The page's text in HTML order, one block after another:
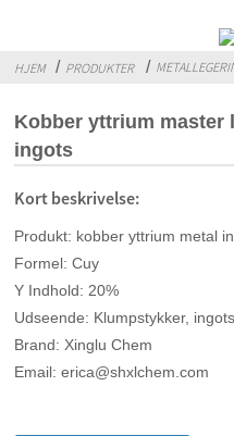
HJEM PRODUKTER
Kobber yttrium master
ingots
Kort beskrivelse:
Produkt: kobber yttrium metal
Formel: Cuy
Y Indhold: 20%
Udseende: Klumpstykker,
Brand: Xinglu Chem
Email: erica@shxlchem.com